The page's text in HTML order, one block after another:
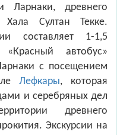
Ларнаки, древнего
Султан Текке.
составляет 1-1,5
автобус»
с посещением
Лефкары, которая
и серебряных дел
древнего
Экскурсии на